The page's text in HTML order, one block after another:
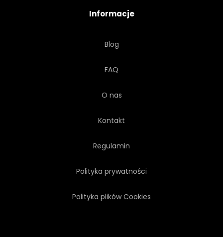
Informacje
Blog
FAQ
O nas
Kontakt
Regulamin
Polityka prywatności
Polityka plików Cookies